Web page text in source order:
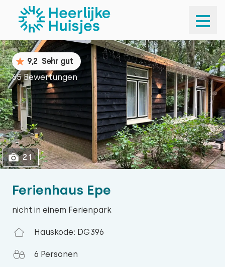
1
Ferienhaus Epe
nicht in einem Ferienpark
Hauskode: DG396
6 Personen
9,2 Sehr gut
65 Bewertungen
21